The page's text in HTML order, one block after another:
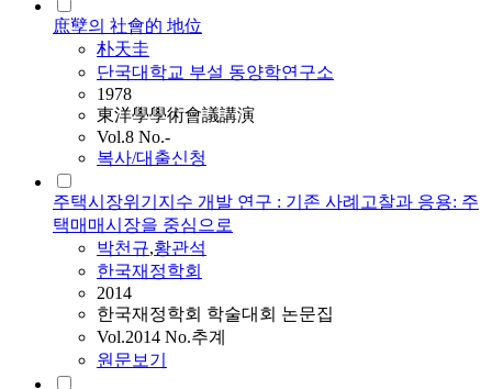
庶孼의 社會的 地位
朴天圭
단국대학교 부설 동양학연구소
1978
東洋學學術會議講演
Vol.8 No.-
복사/대출신청
주택시장위기지수 개발 연구 : 기존 사례고찰과 응용: 주
택매매시장을 중심으로
박천규,황관석
한국재정학회
2014
한국재정학회 학술대회 논문집
Vol.2014 No.추계
원문보기